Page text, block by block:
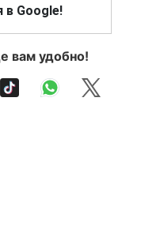
в Google!
вам удобно!